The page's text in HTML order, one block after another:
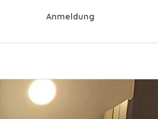
Anmeldung